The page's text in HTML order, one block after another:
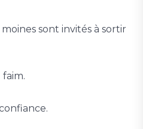
sont invités à sortir